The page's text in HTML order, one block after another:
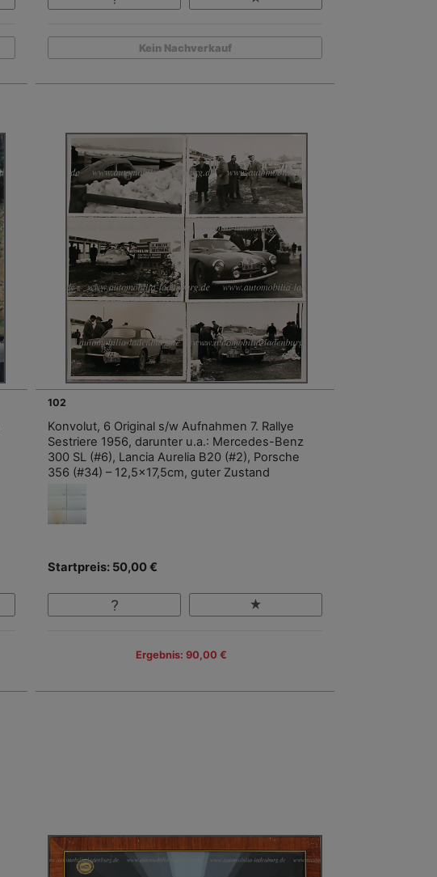
Kein Nachverkauf
102
Konvolut, 6 Original s/w Aufnahmen 7. Rallye
Sestriere 1956, darunter u.a.: Mercedes-Benz
300 SL (#6), Lancia Aurelia B20 (#2), Porsche
356 (#34) – 12,5x17,5cm, guter Zustand
Startpreis: 50,00 €
Ergebnis: 90,00 €